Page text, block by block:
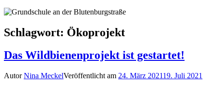
Schlagwort: Ökoprojekt
Das Wildbienenprojekt ist gestartet!
AutorNina MeckelVeröffentlicht am 24. März 202119. Juli 2021